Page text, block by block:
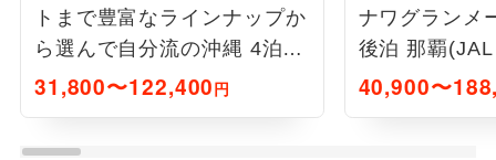
トまで豊富なラインナップか
ら選んで自分流の沖縄 4泊5
日
31,800〜122,400円
ナワグランメ
後泊 那覇
付)
40,900〜